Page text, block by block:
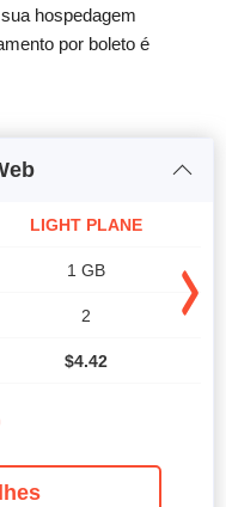
hospedagem
por boleto é
LIGHT PLANE
1 GB
2
$4.42